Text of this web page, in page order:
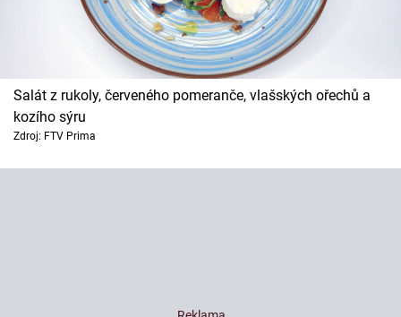
Mámy sobě
Přihlášení
Salát z rukoly, červeného pomeranče, vlašských ořechů a
kozího sýru
Zdroj: FTV Prima